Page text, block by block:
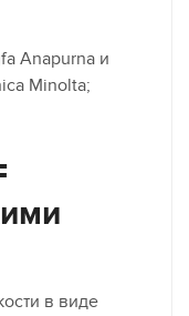
Anapurna и
Minolta;
в виде